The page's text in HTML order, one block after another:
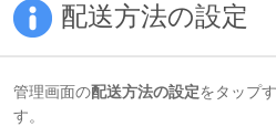
配送方法の設定
管理画面の配送方法の設定をタップ
す。